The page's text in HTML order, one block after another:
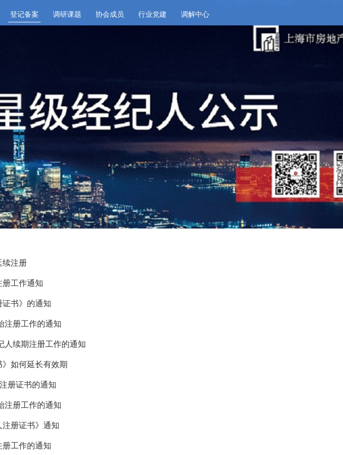
登记备案 调研课题 协会成员 行业党建 调解中心
续注册
册工作通知
书》的通知
注册工作的通知
人续期注册工作的通知
》如何延长有效期
册证书的通知
注册工作的通知
册证书》通知
工作的通知